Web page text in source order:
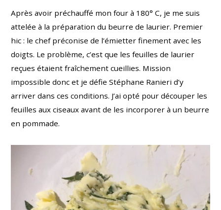
Après avoir préchauffé mon four à 180° C, je me suis
attelée à la préparation du beurre de laurier. Premier
hic : le chef préconise de l’émietter finement avec les
doigts. Le problème, c’est que les feuilles de laurier
reçues étaient fraîchement cueillies. Mission
impossible donc et je défie Stéphane Ranieri d’y
arriver dans ces conditions. J’ai opté pour découper les
feuilles aux ciseaux avant de les incorporer à un beurre
en pommade.